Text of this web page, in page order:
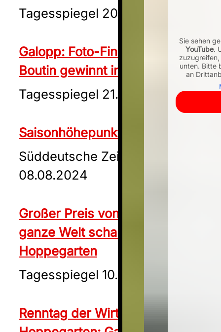
Tagesspiegel 20.07.2024
Galopp: Foto-Finish: Franzose
Boutin gewinnt in Hoppegarten
Tagesspiegel 21.07.2024
Saisonhöhepunkt in Hoppegarten
Süddeutsche Zeitung
08.08.2024
Großer Preis von Berlin: Die
ganze Welt schaut nach
Hoppegarten
Tagesspiegel 10.08.2024
Renntag der Wirtschaft in